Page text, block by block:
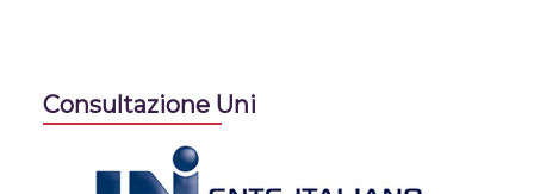
Consultazione Uni